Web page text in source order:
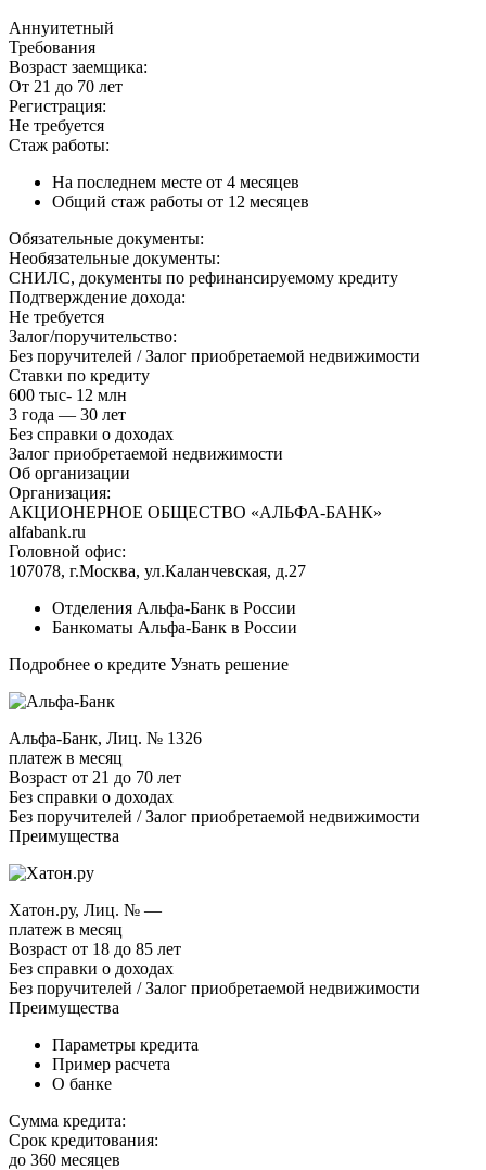
Аннуитетный
Требования
Возраст заемщика:
От 21 до 70 лет
Регистрация:
Не требуется
Стаж работы:
На последнем месте от 4 месяцев
Общий стаж работы от 12 месяцев
Обязательные документы:
Необязательные документы:
СНИЛС, документы по рефинансируемому кредиту
Подтверждение дохода:
Не требуется
Залог/поручительство:
Без поручителей / Залог приобретаемой недвижимости
Ставки по кредиту
600 тыс- 12 млн
3 года — 30 лет
Без справки о доходах
Залог приобретаемой недвижимости
Об организации
Организация:
АКЦИОНЕРНОЕ ОБЩЕСТВО «АЛЬФА-БАНК»
alfabank.ru
Головной офис:
107078, г.Москва, ул.Каланчевская, д.27
Отделения Альфа-Банк в России
Банкоматы Альфа-Банк в России
Подробнее о кредите Узнать решение
Альфа-Банк, Лиц. № 1326
платеж в месяц
Возраст от 21 до 70 лет
Без справки о доходах
Без поручителей / Залог приобретаемой недвижимости
Преимущества
Хатон.ру, Лиц. № —
платеж в месяц
Возраст от 18 до 85 лет
Без справки о доходах
Без поручителей / Залог приобретаемой недвижимости
Преимущества
Параметры кредита
Пример расчета
О банке
Сумма кредита:
Срок кредитования:
до 360 месяцев